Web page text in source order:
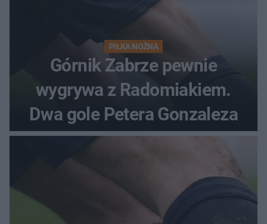
PIŁKA NOŻNA
Górnik Zabrze pewnie
wygrywa z Radomiakiem.
Dwa gole Petera Gonzaleza